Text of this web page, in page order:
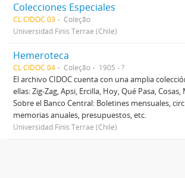
Colecciones Especiales
CL CIDOC 03
Coleção
Universidad Finis Terrae (Chile)
Hemeroteca
CL CIDOC 04 Coleção 1905 - ?
El archivo CIDOC cuenta con una amplia
ellas: Zig-Zag, Apsi, Ercilla, Hoy, Qué Pasa,
Sobre el Banco Central: Boletines mensuales,
memorias anuales, presupuestos, etc.
Universidad Finis Terrae (Chile)